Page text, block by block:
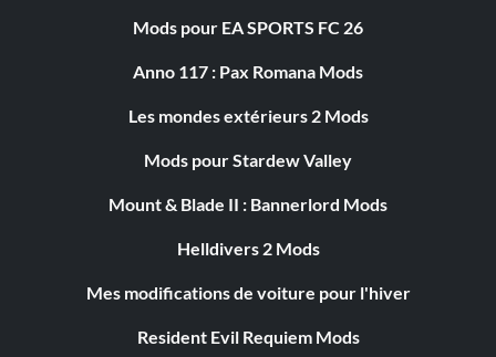
Mods pour EA SPORTS FC 26
Anno 117 : Pax Romana Mods
Les mondes extérieurs 2 Mods
Mods pour Stardew Valley
Mount & Blade II : Bannerlord Mods
Helldivers 2 Mods
Mes modifications de voiture pour l'hiver
Resident Evil Requiem Mods